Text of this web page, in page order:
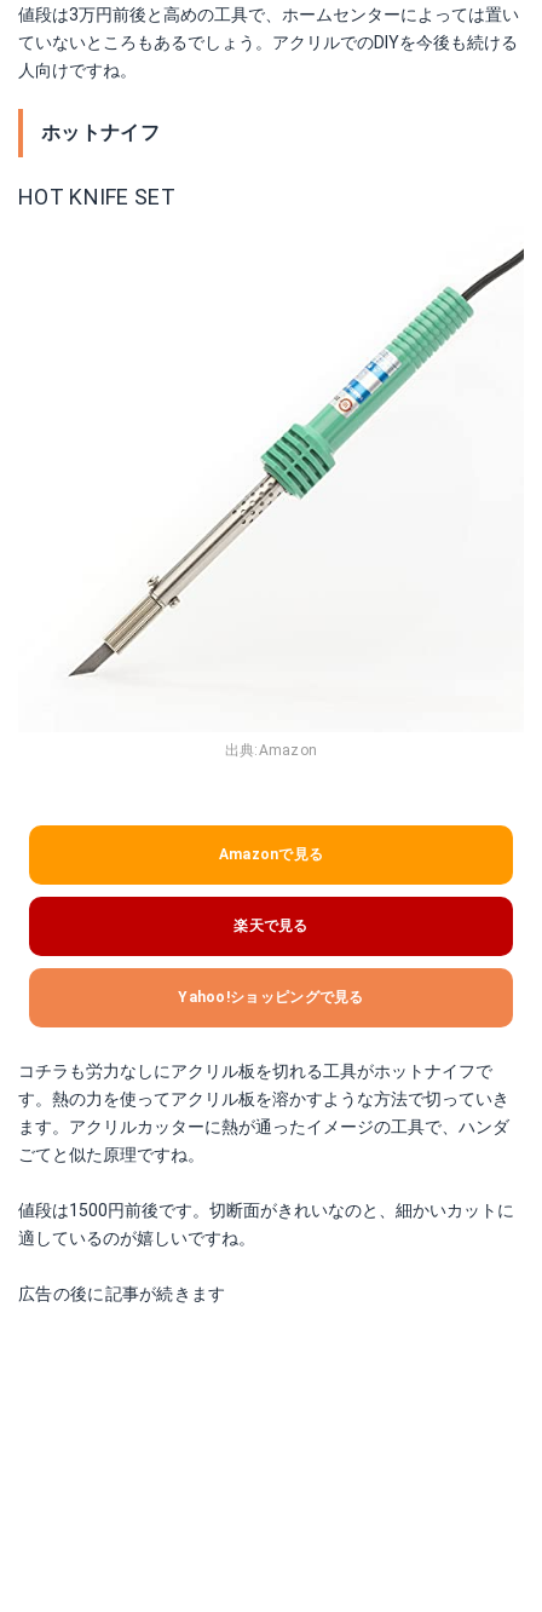
値段は3万円前後と高めの工具で、ホームセンターによっては置い
ていないところもあるでしょう。アクリルでのDIYを今後も続ける
人向けですね。
ホットナイフ
HOT KNIFE SET
出典:Amazon
Amazonで見る
楽天で見る
Yahoo!ショッピングで見る
コチラも労力なしにアクリル板を切れる工具がホットナイフで
す。熱の力を使ってアクリル板を溶かすような方法で切っていき
ます。アクリルカッターに熱が通ったイメージの工具で、ハンダ
ごてと似た原理ですね。
値段は1500円前後です。切断面がきれいなのと、細かいカットに
適しているのが嬉しいですね。
広告の後に記事が続きます